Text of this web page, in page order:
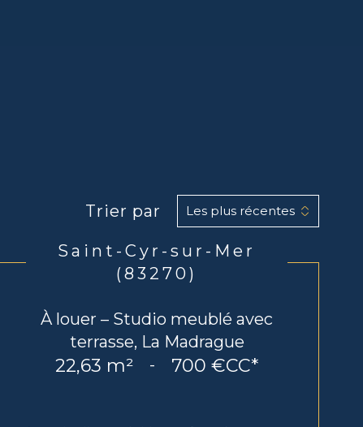
Trier par Les plus récentes
Saint-Cyr-sur-Mer
(83270)
À louer – Studio meublé avec
terrasse, La Madrague
22,63 m² - 700 €CC*